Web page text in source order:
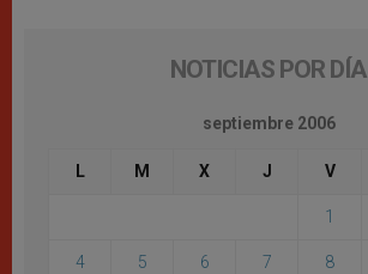
NOTICIAS POR DÍA
septiembre 2006
L M X J V
1
4 5 6 7 8